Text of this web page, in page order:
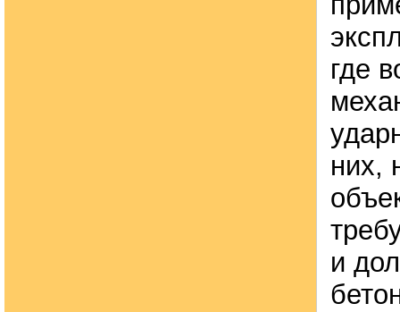
где
них,
и